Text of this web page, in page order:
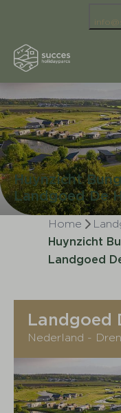
Huynzicht
Landgoed De
Home
Huynzicht
Landgoed
Landgoed
Nederland -